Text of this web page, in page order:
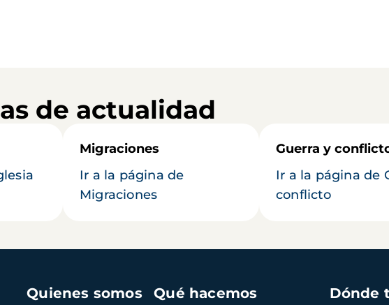
de actualidad
Migraciones
Ir a la página de
Migraciones
Guerra y
Ir a la página de
conflicto
Navegación
Quienes somos Qué hacemos Dónde